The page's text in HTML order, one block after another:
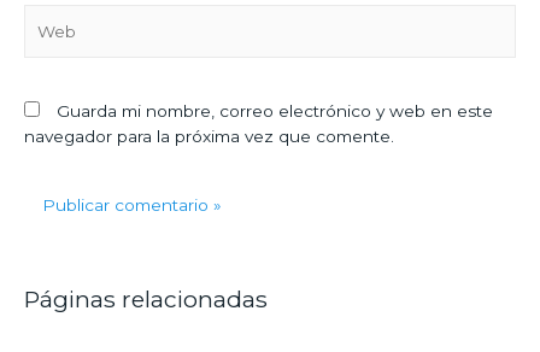
Guarda mi nombre, correo electrónico y web en este
navegador para la próxima vez que comente.
Páginas relacionadas